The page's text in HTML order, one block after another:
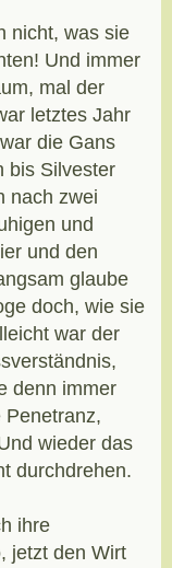
nicht, was sie
Und immer
mal der
letztes Jahr
die Gans
bis Silvester
nach zwei
und
und den
glaube
doch, wie sie
war der
denn immer
Penetranz,
wieder das
durchdrehen.
ihre
jetzt den Wirt